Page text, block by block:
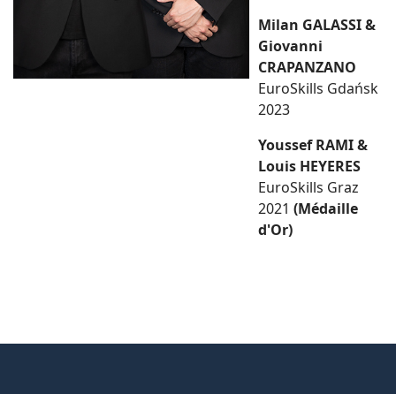
Milan GALASSI &
Giovanni
CRAPANZANO
EuroSkills Gdańsk
2023
Youssef RAMI &
Louis HEYERES
EuroSkills Graz
2021 (Médaille
d'Or)